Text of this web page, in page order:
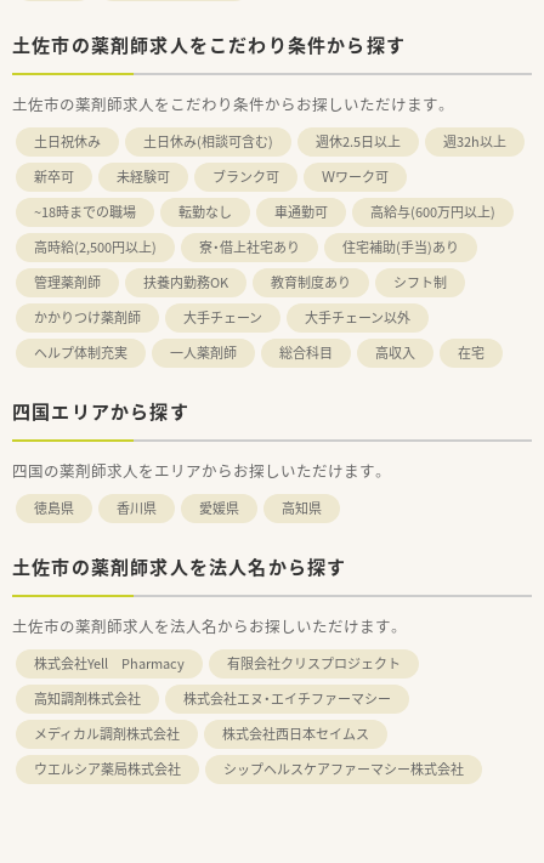
土佐市の薬剤師求人をこだわり条件から探す
土佐市の薬剤師求人をこだわり条件からお探しいただけます。
土日祝休み 土日休み(相談可含む) 週休2.5日以上
週32h以上
新卒可
未経験可 ブランク可
Ｗワーク可
~18時までの職場
転勤なし 車通勤可
高給与(600万円以上)
高時給(2,500円以上)
寮・借上社宅あり
住宅補助(手当)あり
管理薬剤師
扶養内勤務OK 教育制度あり
シフト制
かかりつけ薬剤師
大手チェーン
大手チェーン以外
ヘルプ体制充実
一人薬剤師 総合科目 高収入 在宅
四国エリアから探す
四国の薬剤師求人をエリアからお探しいただけます。
徳島県 香川県 愛媛県 高知県
土佐市の薬剤師求人を法人名から探す
土佐市の薬剤師求人を法人名からお探しいただけます。
株式会社Yell Pharmacy
有限会社クリスプロジェクト
高知調剤株式会社
株式会社エヌ・エイチファーマシー
メディカル調剤株式会社
株式会社西日本セイムス
ウエルシア薬局株式会社
シップヘルスケアファーマシー株式会社